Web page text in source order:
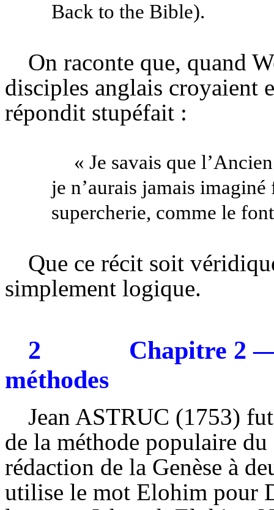
Back to the Bible).
On raconte que, quand
disciples anglais croyaient
répondit stupéfait :
« Je savais que l’Ancien
je n’aurais jamais
supercherie, comme le
Que ce récit soit
simplement logique.
2
Chapitre 2
méthodes
Jean ASTRUC (1753)
de la méthode populaire
rédaction de la Genèse à
utilise le mot Elohim pour